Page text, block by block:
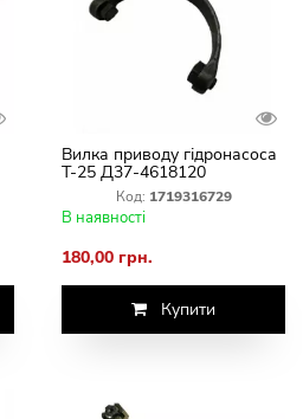
Вилка приводу гідронасоса
Т-25 Д37-4618120
Код: 1719316729
В наявності
180,00 грн.
Купити